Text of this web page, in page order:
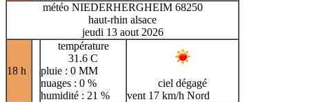
météo NIEDERHERGHEIM 68250
haut-rhin alsace
jeudi 13 aout 2026
18 h
température
31.6 C
pluie : 0 MM
nuages : 0 %
humidité : 21 %
ciel dégagé
vent 17 km/h Nord